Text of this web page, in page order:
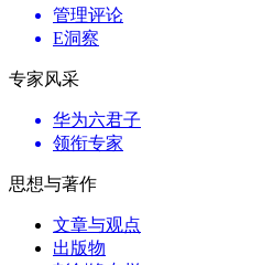
管理评论
E洞察
专家风采
华为六君子
领衔专家
思想与著作
文章与观点
出版物